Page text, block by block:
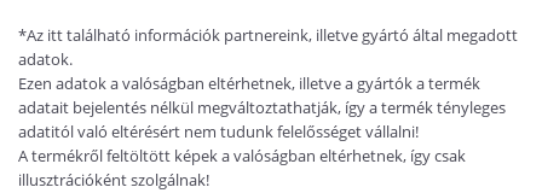
*Az itt található információk partnereink, illetve gyártó által megadott
adatok.
Ezen adatok a valóságban eltérhetnek, illetve a gyártók a termék
adatait bejelentés nélkül megváltoztathatják, így a termék tényleges
adatitól való eltérésért nem tudunk felelősséget vállalni!
A termékről feltöltött képek a valóságban eltérhetnek, így csak
illusztrációként szolgálnak!